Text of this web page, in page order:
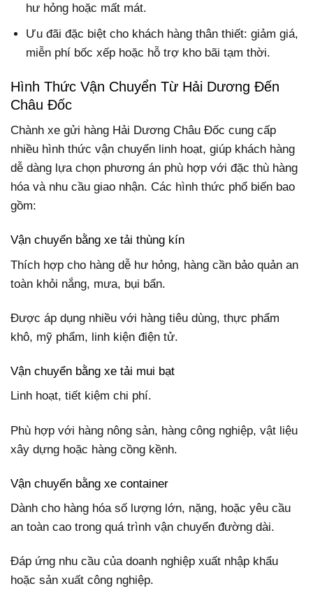
hư hỏng hoặc mất mát.
Ưu đãi đặc biệt cho khách hàng thân thiết: giảm giá,
miễn phí bốc xếp hoặc hỗ trợ kho bãi tạm thời.
Hình Thức Vận Chuyển Từ Hải Dương Đến
Châu Đốc
Chành xe gửi hàng Hải Dương Châu Đốc cung cấp
nhiều hình thức vận chuyển linh hoạt, giúp khách hàng
dễ dàng lựa chọn phương án phù hợp với đặc thù hàng
hóa và nhu cầu giao nhận. Các hình thức phổ biến bao
gồm:
Vận chuyển bằng xe tải thùng kín
Thích hợp cho hàng dễ hư hỏng, hàng cần bảo quản an
toàn khỏi nắng, mưa, bụi bẩn.
Được áp dụng nhiều với hàng tiêu dùng, thực phẩm
khô, mỹ phẩm, linh kiện điện tử.
Vận chuyển bằng xe tải mui bạt
Linh hoạt, tiết kiệm chi phí.
Phù hợp với hàng nông sản, hàng công nghiệp, vật liệu
xây dựng hoặc hàng cồng kềnh.
Vận chuyển bằng xe container
Dành cho hàng hóa số lượng lớn, nặng, hoặc yêu cầu
an toàn cao trong quá trình vận chuyển đường dài.
Đáp ứng nhu cầu của doanh nghiệp xuất nhập khẩu
hoặc sản xuất công nghiệp.